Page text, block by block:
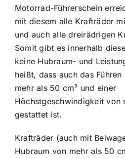
Motorrad-Führerschein
mit diesem alle Krafträder
und auch alle dreirädrigen
Somit gibt es innerhalb
keine Hubraum- und
heißt, dass auch das
mehr als 50 cm³ und einer
Höchstgeschwindigkeit von
gestattet ist.
Krafträder (auch mit
Hubraum von mehr als 50